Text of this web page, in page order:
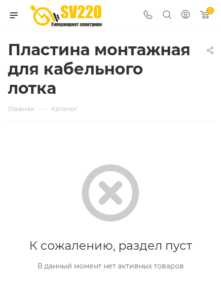
0
Пластина монтажная
для кабельного
лотка
Главная — Каталог
К сожалению, раздел пуст
В данный момент нет активных товаров